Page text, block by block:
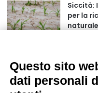
Siccità:
per la
naturale
Reale
18 ore fa
Questo sito
dati personali